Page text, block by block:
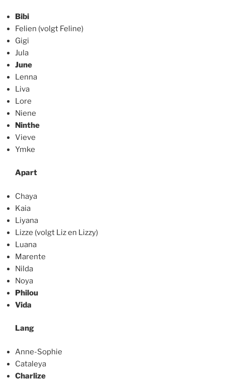
Bibi
Felien (volgt Feline)
Gigi
Jula
June
Lenna
Liva
Lore
Niene
Ninthe
Vieve
Ymke
Apart
Chaya
Kaia
Liyana
Lizze (volgt Liz en Lizzy)
Luana
Marente
Nilda
Noya
Philou
Vida
Lang
Anne-Sophie
Cataleya
Charlize